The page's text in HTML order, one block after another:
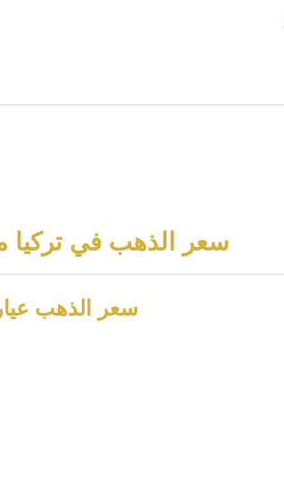
سعر الذهب في تركيا
سعر الذهب عيار